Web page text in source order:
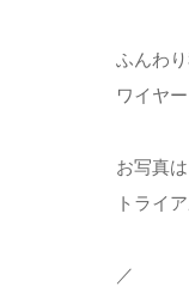
ふんわ
ワイヤ
お写真は
トライ
／